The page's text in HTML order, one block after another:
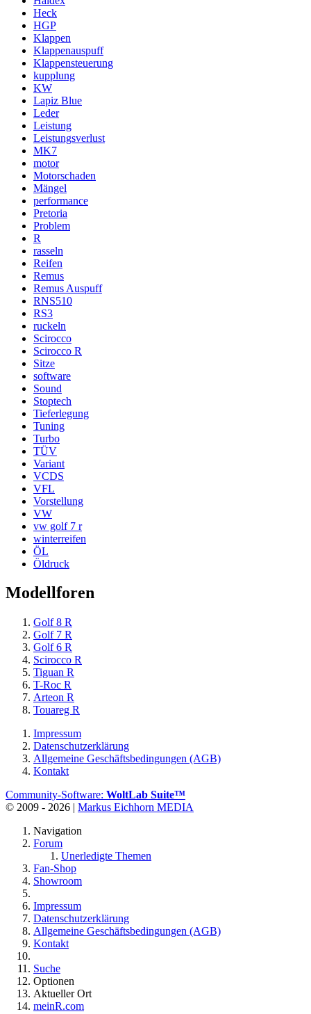
Heck
HGP
Klappen
Klappenauspuff
Klappensteuerung
kupplung
KW
Lapiz Blue
Leder
Leistung
Leistungsverlust
MK7
motor
Motorschaden
Mängel
performance
Pretoria
Problem
R
rasseln
Reifen
Remus
Remus Auspuff
RNS510
RS3
ruckeln
Scirocco
Scirocco R
Sitze
software
Sound
Stoptech
Tieferlegung
Tuning
Turbo
TÜV
Variant
VCDS
VFL
Vorstellung
VW
vw golf 7 r
winterreifen
ÖL
Öldruck
Modellforen
Golf 8 R
Golf 7 R
Golf 6 R
Scirocco R
Tiguan R
T-Roc R
Arteon R
Touareg R
Impressum
Datenschutzerklärung
Allgemeine Geschäftsbedingungen (AGB)
Kontakt
Community-Software: WoltLab Suite™
© 2009 - 2026 | Markus Eichhorn MEDIA
Navigation
Forum
Unerledigte Themen
Fan-Shop
Showroom
Impressum
Datenschutzerklärung
Allgemeine Geschäftsbedingungen (AGB)
Kontakt
Suche
Optionen
Aktueller Ort
meinR.com